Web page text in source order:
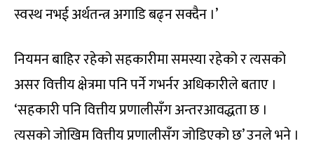
स्वस्थ नभई अर्थतन्त्र अगाडि बढ्न सक्दैन ।’
नियमन बाहिर रहेको सहकारीमा समस्या रहेको र त्यसको
असर वित्तीय क्षेत्रमा पनि पर्ने गभर्नर अधिकारीले बताए ।
‘सहकारी पनि वित्तीय प्रणालीसँग अन्तरआवद्धता छ ।
त्यसको जोखिम वित्तीय प्रणालीसँग जोडिएको छ’ उनले भने ।